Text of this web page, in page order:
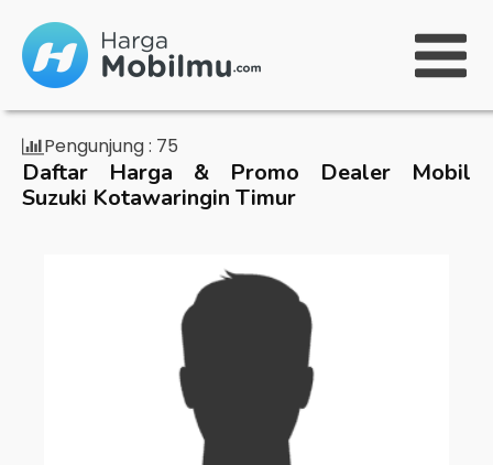
Pengunjung : 75
Daftar Harga & Promo Dealer Mobil
Suzuki Kotawaringin Timur